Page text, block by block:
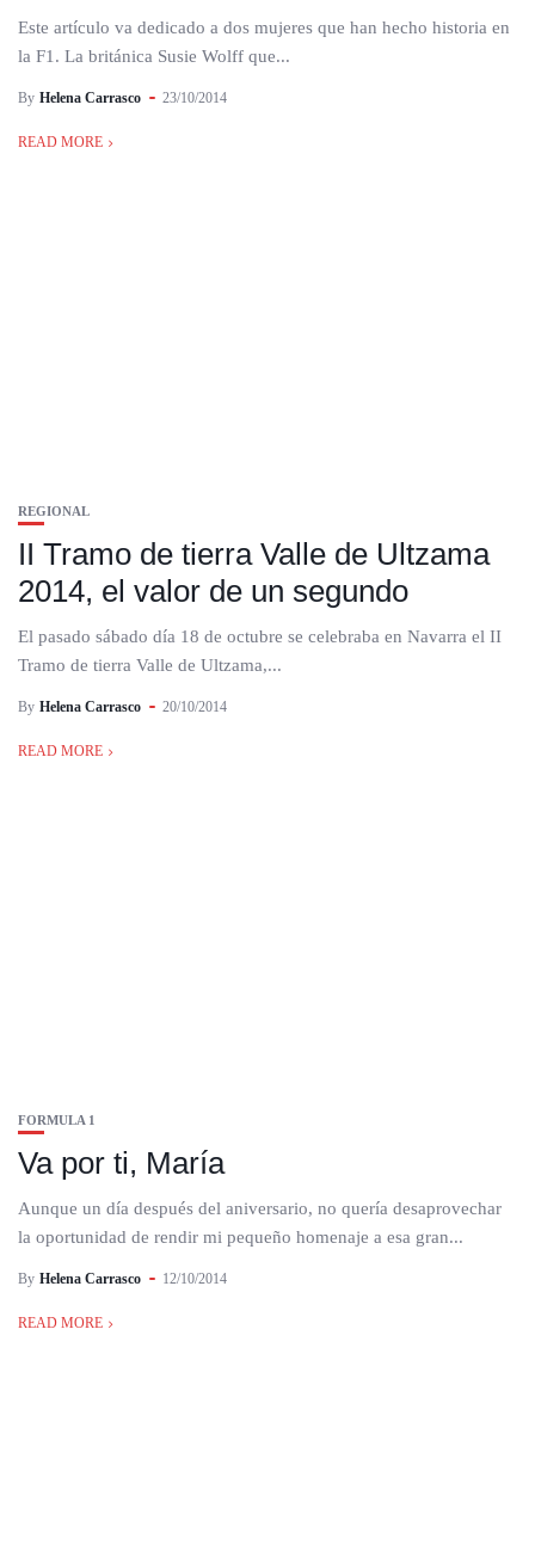
Este artículo va dedicado a dos mujeres que han hecho historia en
la F1. La británica Susie Wolff que...
By Helena Carrasco 23/10/2014
READ MORE
REGIONAL
II Tramo de tierra Valle de Ultzama
2014, el valor de un segundo
El pasado sábado día 18 de octubre se celebraba en Navarra el II
Tramo de tierra Valle de Ultzama,...
By Helena Carrasco 20/10/2014
READ MORE
FORMULA 1
Va por ti, María
Aunque un día después del aniversario, no quería desaprovechar
la oportunidad de rendir mi pequeño homenaje a esa gran...
By Helena Carrasco 12/10/2014
READ MORE